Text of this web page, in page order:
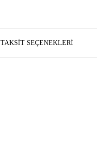
TAKSIT SEÇENEKLERI